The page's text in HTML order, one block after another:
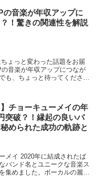
の音楽が年収アップに
！驚きの関連性を解説
ょっと変わった話題をお届
音楽が年収アップにつなが
も、ちょっと待ってくださ
】チョーキューメイの年
突破？！縁起の良いバ
められた成功の軌跡と
メイ 2020年に結成されたば
バンド名とユニークな音楽ス
集めました。ボーカルの麗さ